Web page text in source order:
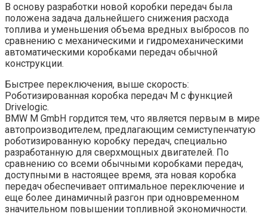
В основу разработки новой коробки передач была
положена задача дальнейшего снижения расхода
топлива и уменьшения объема вредных выбросов по
сравнению с механическими и гидромеханическими
автоматическими коробками передач обычной
конструкции.
Быстрее переключения, выше скорость:
Роботизированная коробка передач M с функцией
Drivelogic.
BMW M GmbH гордится тем, что является первым в мире
автопроизводителем, предлагающим семиступенчатую
роботизированную коробку передач, специально
разработанную для сверхмощных двигателей. По
сравнению со всеми обычными коробками передач,
доступными в настоящее время, эта новая коробка
передач обеспечивает оптимальное переключение и
еще более динамичный разгон при одновременном
значительном повышении топливной экономичности.